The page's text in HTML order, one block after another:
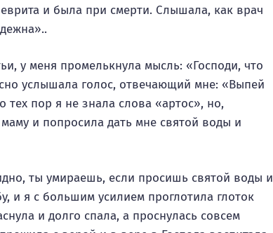
и была при смерти. Слышала, как врач
у меня промелькнула мысль: «Господи, что
услышала голос, отвечающий мне: «Выпей
тех пор я не знала слова «артос», но,
и попросила дать мне святой воды и
ты умираешь, если просишь святой воды и
и я с большим усилием проглотила глоток
и долго спала, а проснулась совсем